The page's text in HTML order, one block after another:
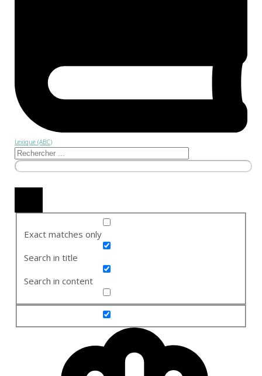
Lexique (ABC)
Exact matches only
Search in title
Search in content